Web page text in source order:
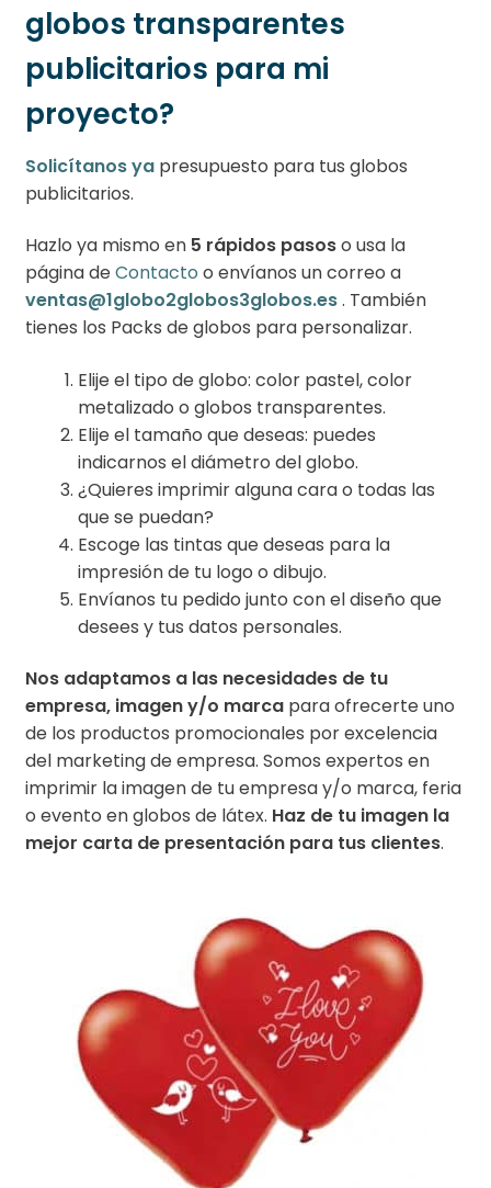
globos transparentes
publicitarios para mi
proyecto?
Solicítanos yapresupuesto para tus globos
publicitarios.
Hazlo ya mismo en 5 rápidos pasoso usa la
página deContacto o envíanos un correo a
ventas@1globo2globos3globos.es. También
tienes los Packs de globos para personalizar.
Elije el tipo de globo: color pastel, color
metalizado o globos transparentes.
Elije el tamaño que deseas: puedes
indicarnos el diámetro del globo.
¿Quieres imprimir alguna cara o todas las
que se puedan?
Escoge las tintas que deseas para la
impresión de tu logo o dibujo.
Envíanos tu pedido junto con el diseño que
desees y tus datos personales.
Nos adaptamos a las necesidades de tu
empresa, imagen y/o marcapara ofrecerte uno
de los productos promocionales por excelencia
del marketing de empresa. Somos expertos en
imprimir la imagen de tu empresa y/o marca, feria
o evento en globos de látex. Haz de tu imagen la
mejor carta de presentación para tus clientes.